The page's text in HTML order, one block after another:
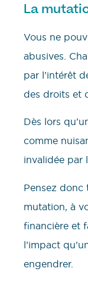
La
Vous ne
abusives.
par l’intérêt
des droits et
Dès lors
comme
invalidée par
Pensez donc
mutation, à
financière et
l’impact
engendrer.